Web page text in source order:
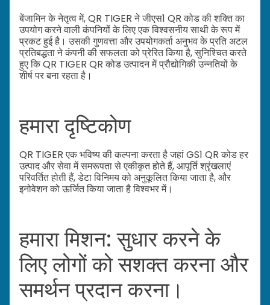
बेंजामिन के नेतृत्व में, QR TIGER ने जीएस1 QR कोड की शक्ति का
उपयोग करने वाली कंपनियों के लिए एक विश्वसनीय साथी के रूप में
प्रकट हुई है। उसकी गुणवत्ता और उपयोगकर्ता अनुभव के प्रति अटल
प्रतिबद्धता ने कंपनी की सफलता को प्रेरित किया है, सुनिश्चित करते
हुए कि QR TIGER QR कोड उत्पादन में प्रौद्योगिकी उन्नतियों के
शीर्ष पर बना रहता है।
हमारा दृष्टिकोण
QR TIGER एक भविष्य की कल्पना करता है जहां GS1 QR कोड हर
उत्पाद और सेवा में समरूपता से एकीकृत होते हैं, आपूर्ति श्रृंखलाएं
परिवर्तित होती हैं, डेटा विनिमय को अनुकूलित किया जाता है, और
इनोवेशन को ऊर्जित किया जाता है विश्वभर में।
हमारा मिशन: सुधार करने के
लिए लोगों को सशक्त करना और
समर्थन प्रदान करना।